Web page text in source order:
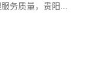
务质量，贵阳...